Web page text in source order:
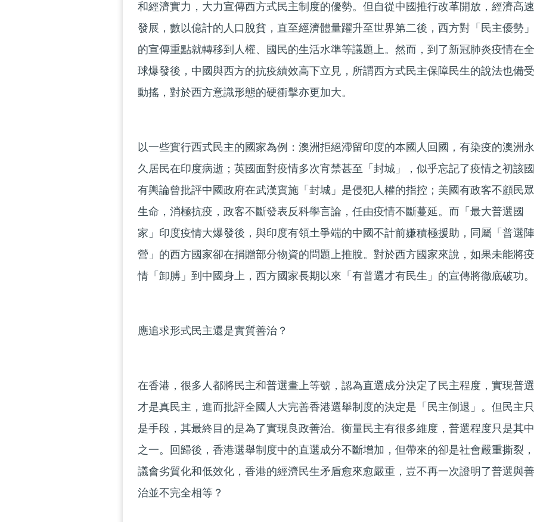
和經濟實力，大力宣傳西方式民主制度的優勢。但自從中國推行改革開放，經濟高速
發展，數以億計的人口脫貧，直至經濟體量躍升至世界第二後，西方對「民主優勢」
的宣傳重點就轉移到人權、國民的生活水準等議題上。然而，到了新冠肺炎疫情在全
球爆發後，中國與西方的抗疫績效高下立見，所謂西方式民主保障民生的說法也備受
動搖，對於西方意識形態的硬衝擊亦更加大。
以一些實行西式民主的國家為例：澳洲拒絕滯留印度的本國人回國，有染疫的澳洲永
久居民在印度病逝；英國面對疫情多次宵禁甚至「封城」，似乎忘記了疫情之初該國
有輿論曾批評中國政府在武漢實施「封城」是侵犯人權的指控；美國有政客不顧民眾
生命，消極抗疫，政客不斷發表反科學言論，任由疫情不斷蔓延。而「最大普選國
家」印度疫情大爆發後，與印度有領土爭端的中國不計前嫌積極援助，同屬「普選陣
營」的西方國家卻在捐贈部分物資的問題上推脫。對於西方國家來說，如果未能將疫
情「卸膊」到中國身上，西方國家長期以來「有普選才有民生」的宣傳將徹底破功。
應追求形式民主還是實質善治？
在香港，很多人都將民主和普選畫上等號，認為直選成分決定了民主程度，實現普選
才是真民主，進而批評全國人大完善香港選舉制度的決定是「民主倒退」。但民主只
是手段，其最終目的是為了實現良政善治。衡量民主有很多維度，普選程度只是其中
之一。回歸後，香港選舉制度中的直選成分不斷增加，但帶來的卻是社會嚴重撕裂，
議會劣質化和低效化，香港的經濟民生矛盾愈來愈嚴重，豈不再一次證明了普選與善
治並不完全相等？